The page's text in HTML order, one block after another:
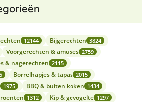
12144 Bijgerechten 3824
Voorgerechten & amuses 2759
& nagerechten 2115
Borrelhapjes & tapas 2015
1975 BBQ & buiten koken 1434
1312 Kip & gevogelte 1297